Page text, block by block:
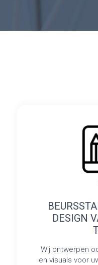
DESIGN
Wij ontwerpen
en visuals voor